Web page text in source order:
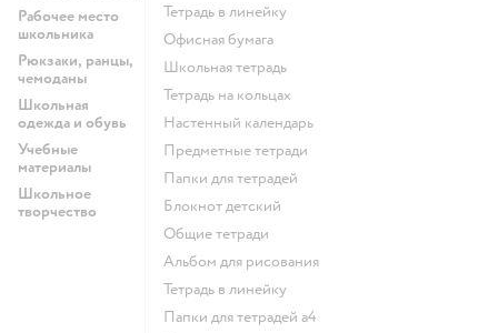
Рабочее место
школьника
Рюкзаки, ранцы,
чемоданы
Школьная
одежда и обувь
Учебные
материалы
Школьное
творчество
Тетрадь в линейку
Офисная бумага
Школьная тетрадь
Тетрадь на кольцах
Настенный календарь
Предметные тетради
Папки для тетрадей
Блокнот детский
Общие тетради
Альбом для рисования
Тетрадь в линейку
Папки для тетрадей а4